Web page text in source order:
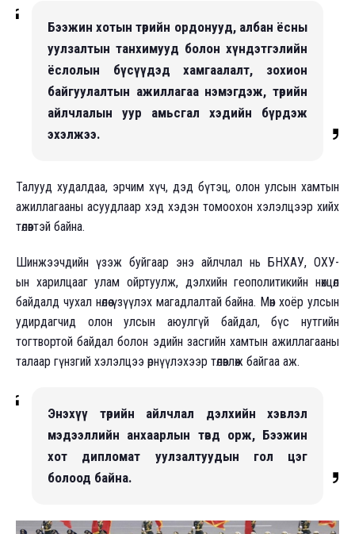
Бээжин хотын төрийн ордонууд, албан ёсны
уулзалтын танхимууд болон хүндэтгэлийн
ёслолын бүсүүдэд хамгаалалт, зохион
байгуулалтын ажиллагаа нэмэгдэж, төрийн
айлчлалын уур амьсгал хэдийн бүрдэж
эхэлжээ.
Талууд худалдаа, эрчим хүч, дэд бүтэц, олон улсын хамтын
ажиллагааны асуудлаар хэд хэдэн томоохон хэлэлцээр хийх
төлөвтэй байна.
Шинжээчдийн үзэж буйгаар энэ айлчлал нь БНХАУ, ОХУ-
ын харилцааг улам ойртуулж, дэлхийн геополитикийн нөхцөл
байдалд чухал нөлөө үзүүлэх магадлалтай байна. Мөн хоёр улсын
удирдагчид олон улсын аюулгүй байдал, бүс нутгийн
тогтвортой байдал болон эдийн засгийн хамтын ажиллагааны
талаар гүнзгий хэлэлцээ өрнүүлэхээр төлөвлөж байгаа аж.
Энэхүү төрийн айлчлал дэлхийн хэвлэл
мэдээллийн анхаарлын төвд орж, Бээжин
хот дипломат уулзалтуудын гол цэг
болоод байна.